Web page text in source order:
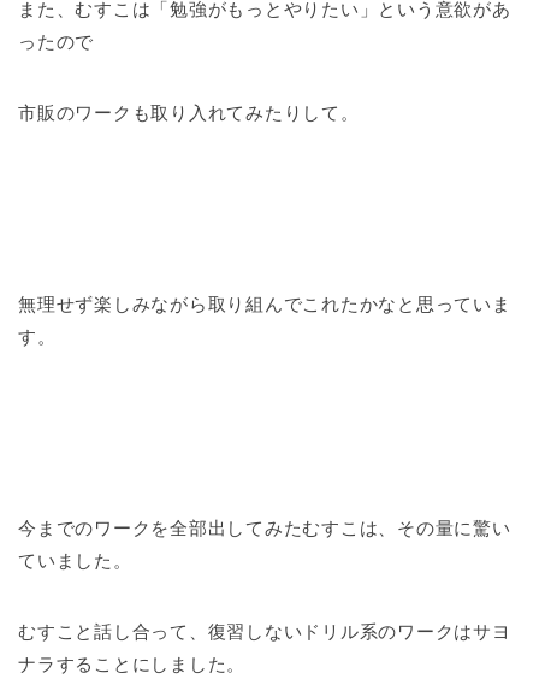
また、むすこは「勉強がもっとやりたい」という意欲があ
ったので
市販のワークも取り入れてみたりして。
無理せず楽しみながら取り組んでこれたかなと思っていま
す。
今までのワークを全部出してみたむすこは、その量に驚い
ていました。
むすこと話し合って、復習しないドリル系のワークはサヨ
ナラすることにしました。